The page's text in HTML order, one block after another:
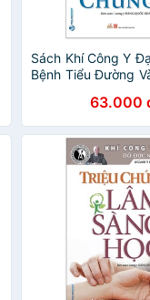
Sách Khí Công Y
Bệnh Tiểu Đường
63.000